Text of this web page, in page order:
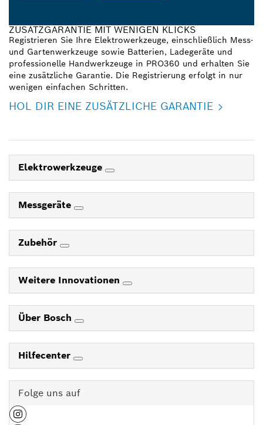
ZUSATZGARANTIE MIT WENIGEN KLICKS
Registrieren Sie Ihre Elektrowerkzeuge, einschließlich Mess-
und Gartenwerkzeuge sowie Batterien, Ladegeräte und
professionelle Handwerkzeuge in PRO360 und erhalten Sie
eine zusätzliche Garantie. Die Registrierung erfolgt in nur
wenigen einfachen Schritten.
HOL DIR EINE ZUSÄTZLICHE GARANTIE
Elektrowerkzeuge
Messgeräte
Zubehör
Weitere Innovationen
Über Bosch
Hilfecenter
Folge uns auf